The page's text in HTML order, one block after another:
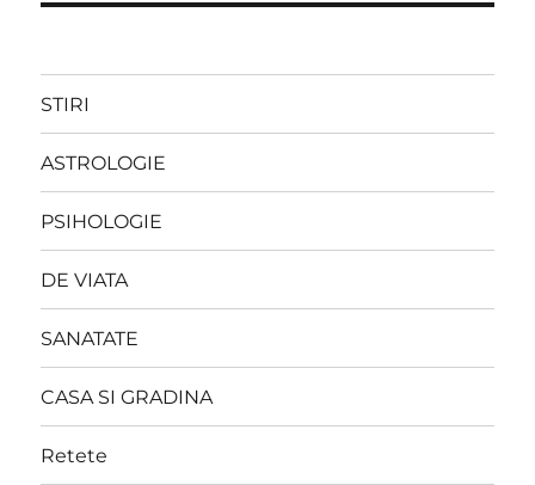
STIRI
ASTROLOGIE
PSIHOLOGIE
DE VIATA
SANATATE
CASA SI GRADINA
Retete